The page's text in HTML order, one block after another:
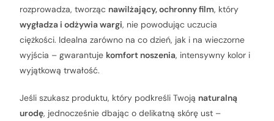
rozprowadza, tworząc nawilżający, ochronny film, który
wygładza i odżywia wargi, nie powodując uczucia
ciężkości. Idealna zarówno na co dzień, jak i na wieczorne
wyjścia – gwarantuje komfort noszenia, intensywny kolor i
wyjątkową trwałość.
Jeśli szukasz produktu, który podkreśli Twoją naturalną
urodę, jednocześnie dbając o delikatną skórę ust –